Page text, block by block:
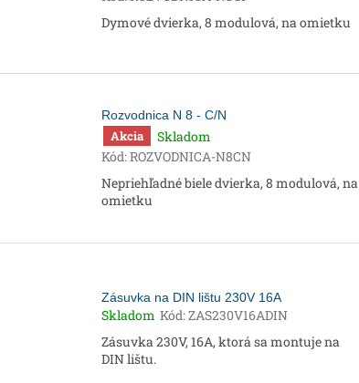
Dymové dvierka, 8 modulová, na omietku
Rozvodnica N 8 - C/N
Akcia
Skladom
Kód:ROZVODNICA-N8CN
Nepriehľadné biele dvierka, 8 modulová, na
omietku
Zásuvka na DIN lištu 230V 16A
Skladom Kód:ZAS230V16ADIN
Zásuvka 230V, 16A, ktorá sa montuje na
DIN lištu.